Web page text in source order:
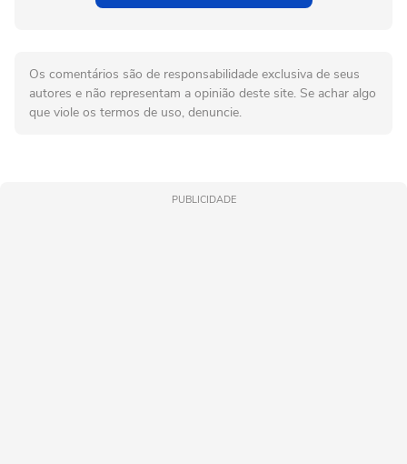
Os comentários são de responsabilidade exclusiva de seus
autores e não representam a opinião deste site. Se achar algo
que viole os termos de uso, denuncie.
PUBLICIDADE